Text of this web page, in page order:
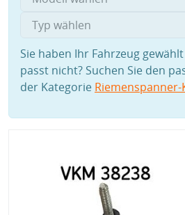
Sie haben Ihr Fahrzeug
passt nicht? Suchen Sie den
der Kategorie